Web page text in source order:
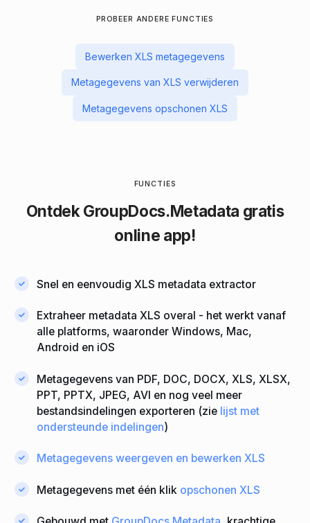
PROBEER ANDERE FUNCTIES
Bewerken XLS metagegevens
Metagegevens van XLS verwijderen
Metagegevens opschonen XLS
FUNCTIES
Ontdek GroupDocs.Metadata gratis
online app!
Snel en eenvoudig XLS metadata extractor
Extraheer metadata XLS overal - het werkt vanaf
alle platforms, waaronder Windows, Mac,
Android en iOS
Metagegevens van PDF, DOC, DOCX, XLS, XLSX,
PPT, PPTX, JPEG, AVI en nog veel meer
bestandsindelingen exporteren (zie lijst met
ondersteunde indelingen)
Metagegevens weergeven en bewerken XLS
Metagegevens met één klik opschonen XLS